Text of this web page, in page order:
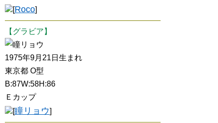
[Roco]
【グラビア】
瞳リョウ
1975年9月21日生まれ
東京都 O型
B:87W:58H:86
Ｅカップ
[瞳リョウ]